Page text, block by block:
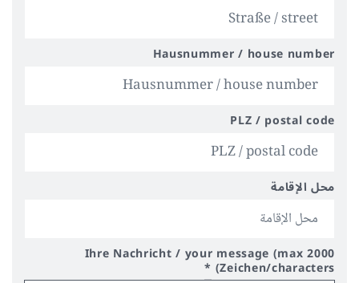
Hausnummer / house number
PLZ / postal code
محل الإقامة
Ihre Nachricht / your message (max 2000
Zeichen/characters)
*